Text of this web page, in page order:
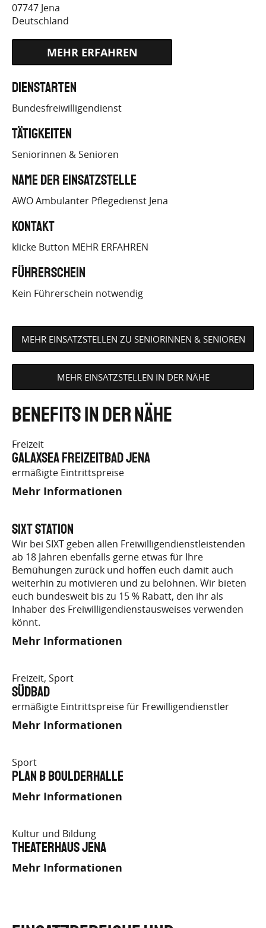
07747 Jena
Deutschland
FREIWILLICH.DE/FINDE-
STELLE/EINSATZPLATZ/?
JOB_ID=2254
Dienstarten
Bundesfreiwilligendienst
Tätigkeiten
Seniorinnen & Senioren
Name der Einsatzstelle
AWO Ambulanter Pflegedienst Jena
Kontakt
klicke Button MEHR ERFAHREN
Führerschein
Kein Führerschein notwendig
MEHR EINSATZSTELLEN ZU SENIORINNEN & SENIOREN
MEHR EINSATZSTELLEN IN DER NÄHE
Benefits in der Nähe
Freizeit
GalaxSea Freizeitbad Jena
ermäßigte Eintrittspreise
Mehr Informationen
SIXT Station
Wir bei SIXT geben allen Freiwilligendienstleistenden
ab 18 Jahren ebenfalls gerne etwas für Ihre
Bemühungen zurück und hoffen euch damit auch
weiterhin zu motivieren und zu belohnen. Wir bieten
euch bundesweit bis zu 15 % Rabatt, den ihr als
Inhaber des Freiwilligendienstausweises verwenden
könnt.
Mehr Informationen
Freizeit, Sport
Südbad
ermäßigte Eintrittspreise für Frewilligendienstler
Mehr Informationen
Sport
Plan B Boulderhalle
Mehr Informationen
Kultur und Bildung
Theaterhaus Jena
Mehr Informationen